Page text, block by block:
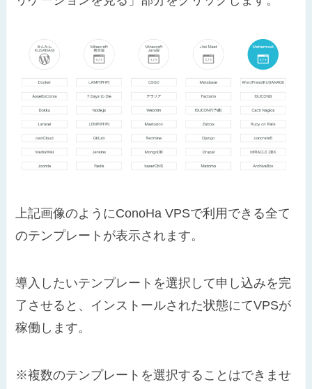
上記画像のようにConoHa VPSで利用できる全て
のテンプレートが表示されます。
導入したいテンプレートを選択して申し込みを完
了させると、インストールされた状態にてVPSが
稼働します。
※複数のテンプレートを選択することはできませ